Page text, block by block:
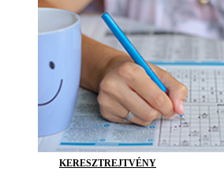
KERESZTREJTVÉNY